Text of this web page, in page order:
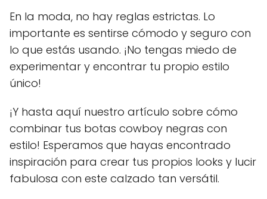
En la moda, no hay reglas estrictas. Lo
importante es sentirse cómodo y seguro con
lo que estás usando. ¡No tengas miedo de
experimentar y encontrar tu propio estilo
único!
¡Y hasta aquí nuestro artículo sobre cómo
combinar tus botas cowboy negras con
estilo! Esperamos que hayas encontrado
inspiración para crear tus propios looks y lucir
fabulosa con este calzado tan versátil.